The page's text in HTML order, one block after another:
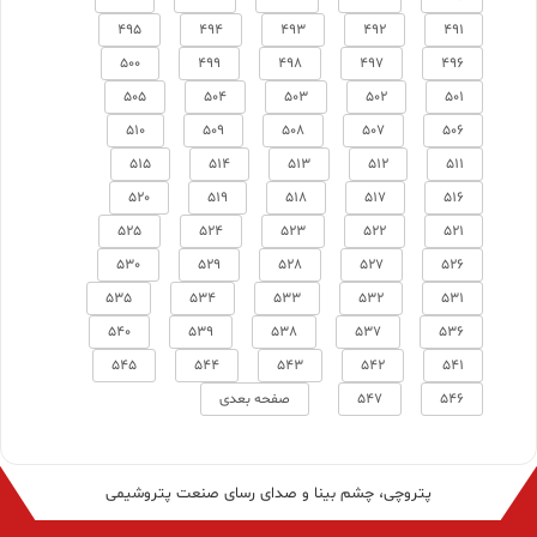
491
492
493
494
495
496
497
498
499
500
501
502
503
504
505
506
507
508
509
510
511
512
513
514
515
516
517
518
519
520
521
522
523
524
525
526
527
528
529
530
531
532
533
534
535
536
537
538
539
540
541
542
543
544
545
546
547 صفحه بعدی
پتروچی، چشم بینا و صدای رسای صنعت پتروشیمی